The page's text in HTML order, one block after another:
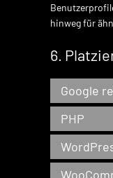
hinweg für
6.
Google
PHP